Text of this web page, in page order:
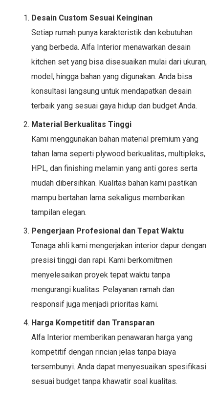
Desain Custom Sesuai Keinginan
Setiap rumah punya karakteristik dan kebutuhan
yang berbeda. Alfa Interior menawarkan desain
kitchen set yang bisa disesuaikan mulai dari ukuran,
model, hingga bahan yang digunakan. Anda bisa
konsultasi langsung untuk mendapatkan desain
terbaik yang sesuai gaya hidup dan budget Anda.
Material Berkualitas Tinggi
Kami menggunakan bahan material premium yang
tahan lama seperti plywood berkualitas, multipleks,
HPL, dan finishing melamin yang anti gores serta
mudah dibersihkan. Kualitas bahan kami pastikan
mampu bertahan lama sekaligus memberikan
tampilan elegan.
Pengerjaan Profesional dan Tepat Waktu
Tenaga ahli kami mengerjakan interior dapur dengan
presisi tinggi dan rapi. Kami berkomitmen
menyelesaikan proyek tepat waktu tanpa
mengurangi kualitas. Pelayanan ramah dan
responsif juga menjadi prioritas kami.
Harga Kompetitif dan Transparan
Alfa Interior memberikan penawaran harga yang
kompetitif dengan rincian jelas tanpa biaya
tersembunyi. Anda dapat menyesuaikan spesifikasi
sesuai budget tanpa khawatir soal kualitas.